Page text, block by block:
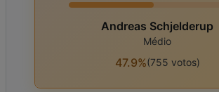
Andreas Schjelderup
Médio
47.9%(755 votos)